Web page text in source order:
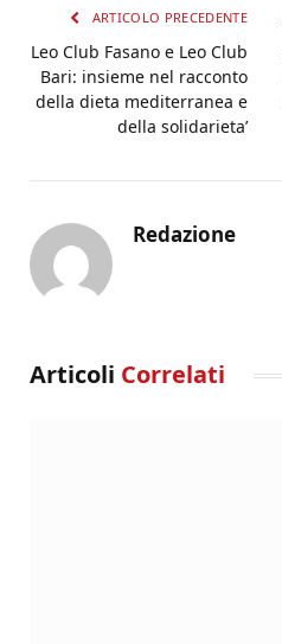
ARTICOLO PRECEDENTE
Leo Club Fasano e Leo Club
Bari: insieme nel racconto
della dieta mediterranea e
della solidarieta’
Redazione
Articoli Correlati